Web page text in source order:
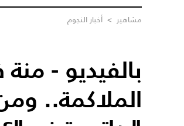
مشاهير > أخبار النجوم
بالفيديو -
الملاكمة..